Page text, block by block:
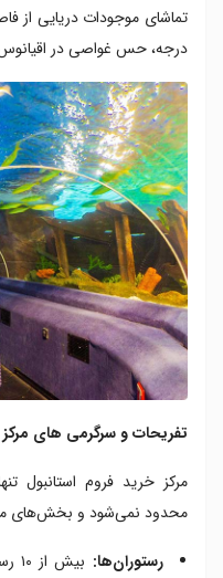
درجه، حس غواصی در اقیانوس
تفریحات و سرگرمی های مرکز
مرکز خرید فروم استانبول
محدود نمی‌شود و بخش‌های
رستوران‌ها: